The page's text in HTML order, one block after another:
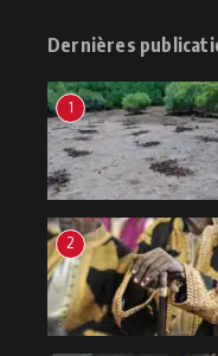
Dernières
1
2